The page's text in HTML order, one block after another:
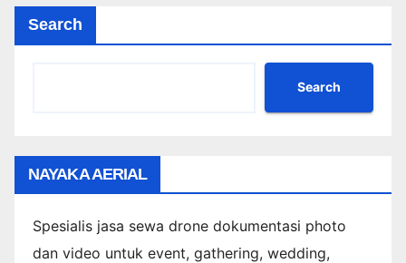
Search
Search
NAYAKA AERIAL
Spesialis jasa sewa drone dokumentasi photo
dan video untuk event, gathering, wedding,